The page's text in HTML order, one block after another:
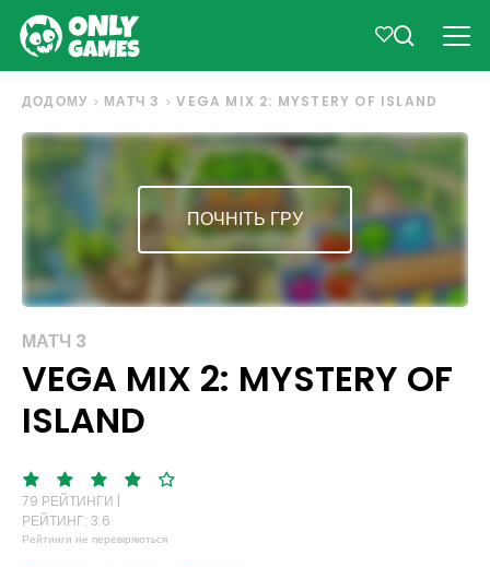
ДОДОМУ МАТЧ 3 VEGA MIX 2: MYSTERY OF ISLAND
ПОЧНІТЬ ГРУ
МАТЧ 3
VEGA MIX 2: MYSTERY OF
ISLAND
79 РЕЙТИНГИ |
РЕЙТИНГ: 3.6
Рейтинги не перевіряються